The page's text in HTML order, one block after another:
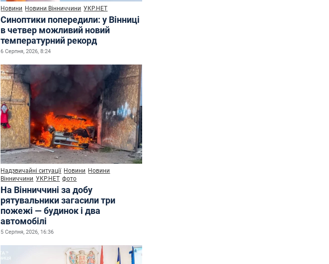
Новини Новини Вінниччини УКР.НЕТ
Синоптики попередили: у Вінниці
в четвер можливий новий
температурний рекорд
6 Серпня, 2026, 8:24
Надзвичайні ситуації Новини Новини
Вінниччини УКР.НЕТ фото
На Вінниччині за добу
рятувальники загасили три
пожежі — будинок і два
автомобілі
5 Серпня, 2026, 16:36